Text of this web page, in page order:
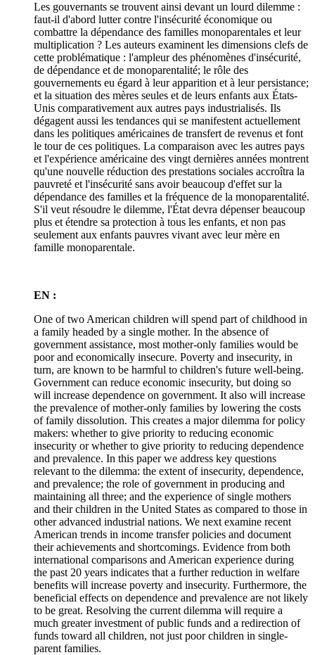
Les gouvernants se trouvent ainsi devant un lourd dilemme :
faut-il d'abord lutter contre l'insécurité économique ou
combattre la dépendance des familles monoparentales et leur
multiplication ? Les auteurs examinent les dimensions clefs de
cette problématique : l'ampleur des phénomènes d'insécurité,
de dépendance et de monoparentalité; le rôle des
gouvernements eu égard à leur apparition et à leur persistance;
et la situation des mères seules et de leurs enfants aux États-
Unis comparativement aux autres pays industrialisés. Ils
dégagent aussi les tendances qui se manifestent actuellement
dans les politiques américaines de transfert de revenus et font
le tour de ces politiques. La comparaison avec les autres pays
et l'expérience américaine des vingt dernières années montrent
qu'une nouvelle réduction des prestations sociales accroîtra la
pauvreté et l'insécurité sans avoir beaucoup d'effet sur la
dépendance des familles et la fréquence de la monoparentalité.
S'il veut résoudre le dilemme, l'État devra dépenser beaucoup
plus et étendre sa protection à tous les enfants, et non pas
seulement aux enfants pauvres vivant avec leur mère en
famille monoparentale.
EN :
One of two American children will spend part of childhood in
a family headed by a single mother. In the absence of
government assistance, most mother-only families would be
poor and economically insecure. Poverty and insecurity, in
turn, are known to be harmful to children's future well-being.
Government can reduce economic insecurity, but doing so
will increase dependence on government. It also will increase
the prevalence of mother-only families by lowering the costs
of family dissolution. This creates a major dilemma for policy
makers: whether to give priority to reducing economic
insecurity or whether to give priority to reducing dependence
and prevalence. In this paper we address key questions
relevant to the dilemma: the extent of insecurity, dependence,
and prevalence; the role of government in producing and
maintaining all three; and the experience of single mothers
and their children in the United States as compared to those in
other advanced industrial nations. We next examine recent
American trends in income transfer policies and document
their achievements and shortcomings. Evidence from both
international comparisons and American experience during
the past 20 years indicates that a further reduction in welfare
benefits will increase poverty and insecurity. Furthermore, the
beneficial effects on dependence and prevalence are not likely
to be great. Resolving the current dilemma will require a
much greater investment of public funds and a redirection of
funds toward all children, not just poor children in single-
parent families.